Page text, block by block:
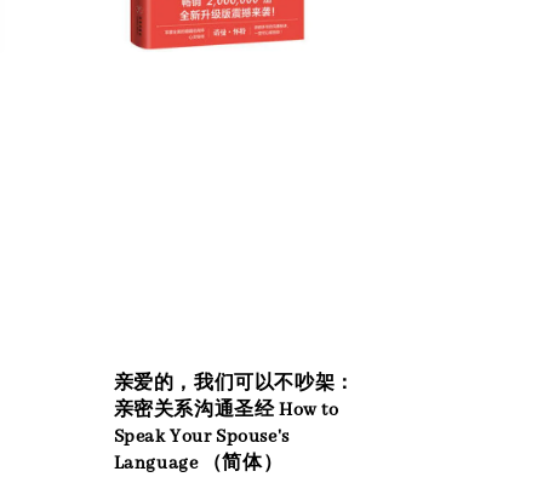
亲爱的，我们可以不吵架：
亲密关系沟通圣经 How to
Speak Your Spouse's
Language （简体）